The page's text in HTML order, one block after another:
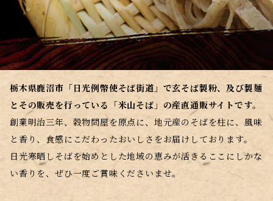
栃木県鹿沼市「日光例幣使そば街道」で玄そば製粉、及び製麺
とその販売を行っている「米山そば」の産直通販サイトです。
創業明治三年、穀物問屋を原点に、地元産のそばを柱に、風味
と香り、食感にこだわったおいしさをお届けしております。
日光寒晒しそばを始めとした地域の恵みが活きるここにしかな
い香りを、ぜひ一度ご賞味くださいませ。